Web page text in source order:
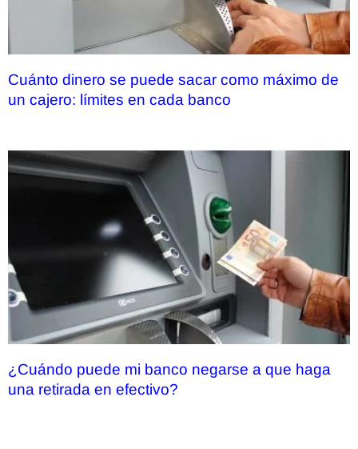
Cuánto dinero se puede sacar como máximo de
un cajero: límites en cada banco
¿Cuándo puede mi banco negarse a que haga
una retirada en efectivo?